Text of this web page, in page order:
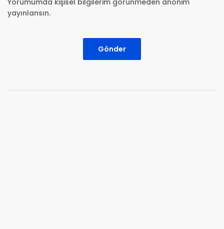
Yorumumda kişisel bilgilerim görünmeden anonim
yayınlansın.
Gönder